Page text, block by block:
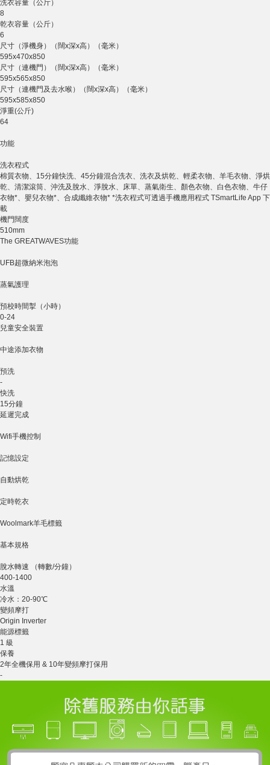
洗衣容量（公斤）
8
乾衣容量（公斤）
6
尺寸（淨機身）（闊x深x高）（毫米）
595x470x850
尺寸（連機門）（闊x深x高）（毫米）
595x565x850
尺寸（連機門及去水喉）（闊x深x高）（毫米）
595x585x850
淨重(公斤)
64
功能
洗衣程式
棉質衣物、15分鐘快洗、45分鐘混合洗衣、洗衣及烘乾、輕柔衣物、羊毛衣物、淨烘
乾、清潔滾筒、沖洗及脫水、淨脫水、床單、蒸氣衛生、顏色衣物、白色衣物、牛仔
衣物*、嬰兒衣物*、合成纖維衣物* *洗衣程式可透過手機應用程式 TSmartLife App 下
載
機門闊度
510mm
The GREATWAVES功能
UFB超微納米泡泡
蒸氣護理
預校時間掣（小時）
0-24
兒童安全裝置
中途添加衣物
預洗
-
快洗
15分鐘
延遲完成
Wifi手機控制
記憶設定
自動烘乾
定時乾衣
Woolmark羊毛標籤
基本規格
脫水轉速 （轉數/分鐘）
400-1400
水溫
冷水：20-90℃
變頻摩打
Origin Inverter
能源標籤
1 級
保養
2年全機保用 & 10年變頻摩打保用
-